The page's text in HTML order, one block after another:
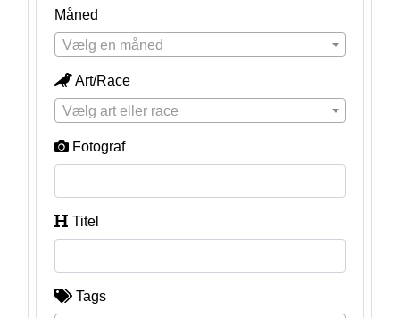
Måned
Vælg en måned
Art/Race
Vælg art eller race
Fotograf
Titel
Tags